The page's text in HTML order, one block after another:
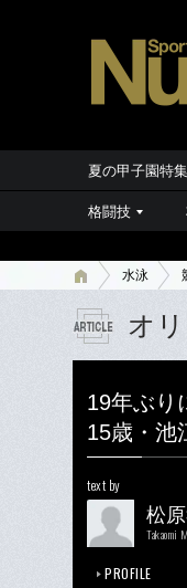
夏の甲子園特集
格闘技
水泳
オ
19年ぶり
15歳・池
text by
松
Takaomi
PROFILE